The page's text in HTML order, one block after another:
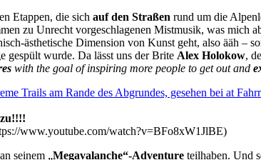
Etappen, die sich auf den Straßen rund um die
zu Unrecht vorgeschlagenen Mistmusik, was mich
ästhetische Dimension von Kunst geht, also ääh –
gespült wurde. Da lässt uns der Brite Alex Holokow,
with the goal of inspiring more people to get out and
www.youtube.com/watch?v=BFo8xW1JlBE)
seinem „Megavalanche“-Adventure teilhaben. Und